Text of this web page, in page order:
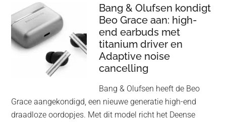
nu
ook
in
‘lossless’
kwaliteit
Bang & Olufsen kondigt
Beo Grace aan: high-
end earbuds met
titanium driver en
Adaptive noise
cancelling
Bang & Olufsen heeft de Beo
Grace aangekondigd, een nieuwe generatie high-end
draadloze oordopjes. Met dit model richt het Deense